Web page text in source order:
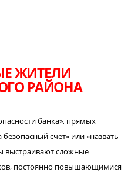
ЖИТЕЛИ
РАЙОНА
банка», прямых
счет» или «назвать
выстраивают сложные
постоянно повышающимися